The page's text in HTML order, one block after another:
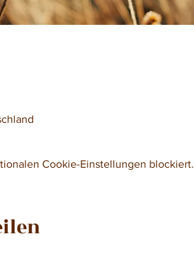
Cookie-Einstellungen blockiert.